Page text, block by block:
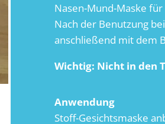
Nasen-Mund-Maske
Nach der Benutzung
anschließend mit dem
Wichtig: Nicht in den
Anwendung
Stoff-Gesichtsmaske